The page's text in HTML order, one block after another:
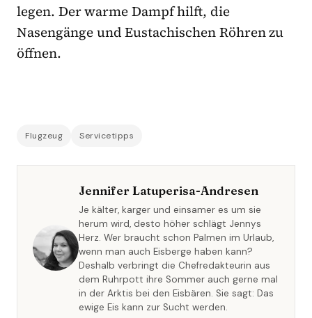
legen. Der warme Dampf hilft, die
Nasengänge und Eustachischen Röhren zu
öffnen.
Flugzeug Servicetipps
Jennifer Latuperisa-Andresen
Je kälter, karger und einsamer es um sie
herum wird, desto höher schlägt Jennys
Herz. Wer braucht schon Palmen im Urlaub,
wenn man auch Eisberge haben kann?
Deshalb verbringt die Chefredakteurin aus
dem Ruhrpott ihre Sommer auch gerne mal
in der Arktis bei den Eisbären. Sie sagt: Das
ewige Eis kann zur Sucht werden.